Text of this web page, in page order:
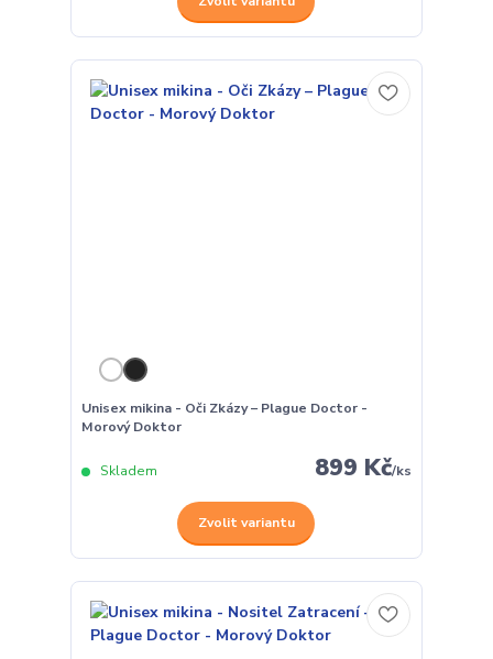
Unisex mikina - Oči Zkázy – Plague Doctor -
Morový Doktor
899 Kč/ks
Skladem
Zvolit variantu